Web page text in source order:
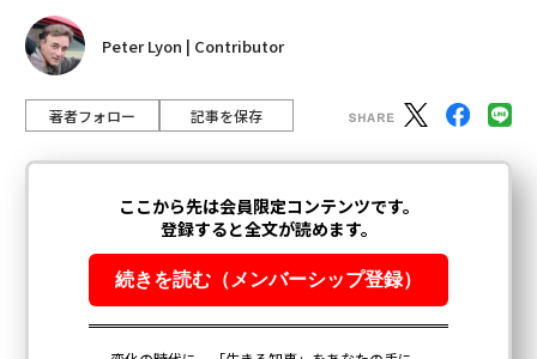
Peter Lyon | Contributor
著者フォロー 記事を保存